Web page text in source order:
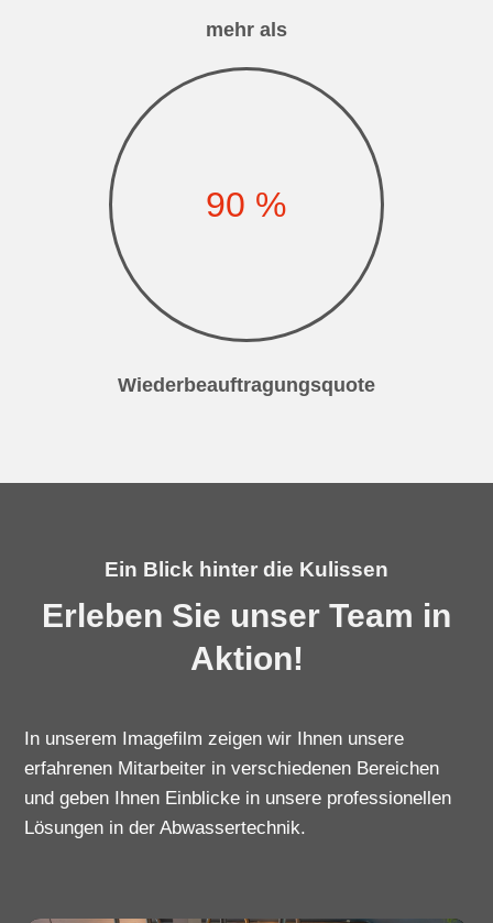
mehr als
90 %
Wiederbeauftragungsquote
Ein Blick hinter die Kulissen
Erleben Sie unser Team in
Aktion!
In unserem Imagefilm zeigen wir Ihnen unsere
erfahrenen Mitarbeiter in verschiedenen Bereichen
und geben Ihnen Einblicke in unsere professionellen
Lösungen in der Abwassertechnik.